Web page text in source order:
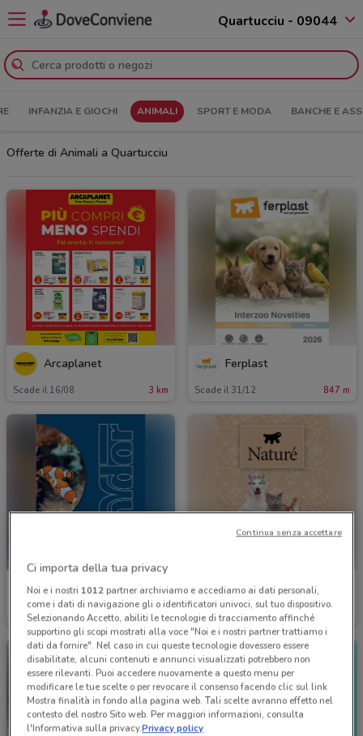
Quartucciu - 09044
INFANZIA E GIOCHI ANIMALI SPORT E MODA BANCHE E
Offerte di Animali a Quartucciu
Arcaplanet
Scade il 16/08 3 km
Ferplast
Scade il 31/12 847 m
Ferplast
Scade il 31/12 847 m
Ferplast
Scade il 31/12
Ci importa della tua privacy
Noi e i nostri 1012partner archiviamo e accediamo ai dati personali,
come i dati di navigazione gli o identificatori univoci, sul tuo dispositivo.
Selezionando Accetto, abiliti le tecnologie di tracciamento affinché
supportino gli scopi mostrati alla voce "Noi e i nostri partner trattiamo i
dati da fornire". Nel caso in cui queste tecnologie dovessero essere
disabilitate, alcuni contenuti e annunci visualizzati potrebbero non
essere rilevanti. Puoi accedere nuovamente a questo menu per
modificare le tue scelte o per revocare il consenso facendo clic sul link
Mostra finalità in fondo alla pagina web. Tali scelte avranno effetto nel
contesto del nostro Sito web. Per maggiori informazioni, consulta
l'Informativa sulla privacy.Privacy policy
Continua senza accettare